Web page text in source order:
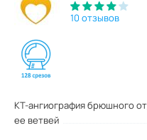
10 отзывов
КТ-ангиография брюшного
ее ветвей